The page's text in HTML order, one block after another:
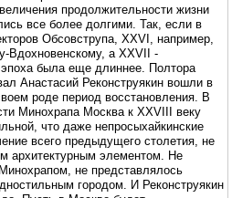
продолжительности жизни
все более долгими. Так, если в
Обсовструпа, XXVI, например,
Вдохновенскому, а XXVII -
была еще длиннее. Полтора
Анастасий Реконструякин вошли в
роде период восстановления. В
Минохрапа Москва к XXVIII веку
что даже непросыхайкинские
всего предыдущего столетия, не
архитектурным элементом. Не
не представлялось
городом. И Реконструякин